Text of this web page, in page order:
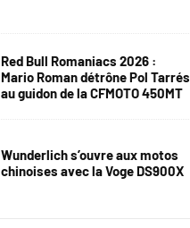
Red Bull Romaniacs 2026 :
Mario Roman détrône Pol Tarrés
au guidon de la CFMOTO 450MT
Wunderlich s’ouvre aux motos
chinoises avec la Voge DS900X